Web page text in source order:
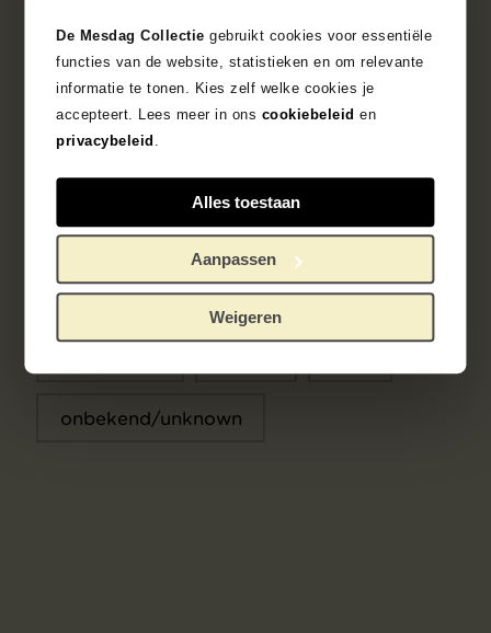
De Mesdag Collectie gebruikt cookies voor essentiële
functies van de website, statistieken en om relevante
informatie te tonen. Kies zelf welke cookies je
accepteert. Lees meer in ons cookiebeleid en
privacybeleid .
Alles toestaan
Aanpassen
Weigeren
onbekend/unknown, Japan, second half 19th
Satsuma ware with overglaze and gold
decorations, 4.2 cm x 10.6 cm
Credits: The Mesdag Collection, The Hague
Object data
Search in the collection
onbekend/unknown